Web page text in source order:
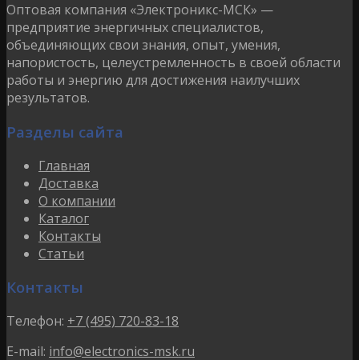
Оптовая компания «Электроникс-МСК» —
предприятие энергичных специалистов,
объединяющих свои знания, опыт, умения,
напористость, целеустремленность в своей области
работы и энергию для достижения наилучших
результатов.
Разделы сайта
Главная
Доставка
О компании
Каталог
Контакты
Статьи
Контакты
Телефон: +7 (495) 720-83-18
E-mail: info@electronics-msk.ru